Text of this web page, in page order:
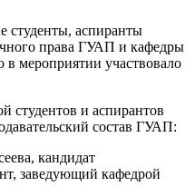
студенты, аспиранты
права ГУАП и кафедры
мероприятии участвовало
студентов и аспирантов
состав ГУАП:
кандидат
заведующий кафедрой